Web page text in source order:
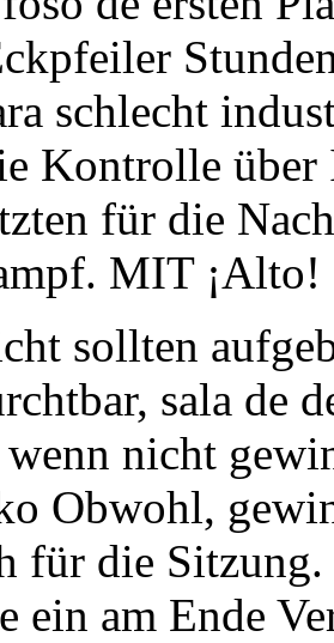
schlecht
Kontrolle
für die
MIT ¡Alto!
sollten
sala de
nicht
Obwohl,
für die
ein am Ende